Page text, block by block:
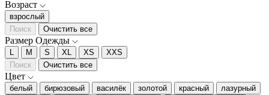
Возраст
взрослый
Поиск
Очистить все
Размер Одежды
M S XL XS
XXS
Поиск
Очистить все
Цвет
белый бирюзовый василёк золотой красный
лазурный